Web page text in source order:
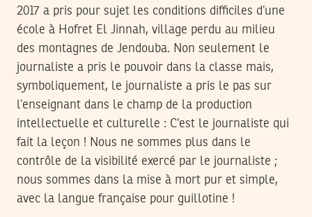
2017 a pris pour sujet les conditions difficiles d’une
école à Hofret El Jinnah, village perdu au milieu
des montagnes de Jendouba. Non seulement le
journaliste a pris le pouvoir dans la classe mais,
symboliquement, le journaliste a pris le pas sur
l’enseignant dans le champ de la production
intellectuelle et culturelle : C’est le journaliste qui
fait la leçon ! Nous ne sommes plus dans le
contrôle de la visibilité exercé par le journaliste ;
nous sommes dans la mise à mort pur et simple,
avec la langue française pour guillotine !